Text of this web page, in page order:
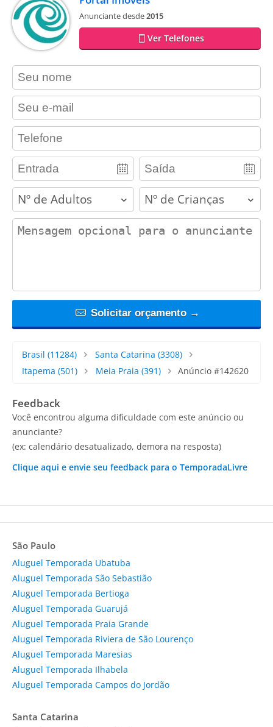
Anunciante desde2015
Ver Telefones
contact_name
contact_email
contact_phone
adults children
contact_message
Solicitar orçamento →
Brasil (11284) Santa Catarina (3308)
Itapema (501) Meia Praia (391) Anúncio #142620
Feedback
Você encontrou alguma dificuldade com este anúncio ou
anunciante?
(ex: calendário desatualizado, demora na resposta)
Clique aqui e envie seu feedback para o TemporadaLivre
São Paulo
Aluguel Temporada Ubatuba
Aluguel Temporada São Sebastião
Aluguel Temporada Bertioga
Aluguel Temporada Guarujá
Aluguel Temporada Praia Grande
Aluguel Temporada Riviera de São Lourenço
Aluguel Temporada Maresias
Aluguel Temporada Ilhabela
Aluguel Temporada Campos do Jordão
Santa Catarina